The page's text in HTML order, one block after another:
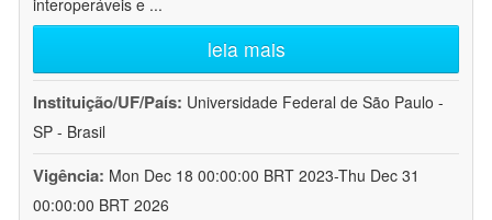
interoperáveis e ...
leia mais
Instituição/UF/País: Universidade Federal de São Paulo -
SP - Brasil
Vigência: Mon Dec 18 00:00:00 BRT 2023-Thu Dec 31
00:00:00 BRT 2026